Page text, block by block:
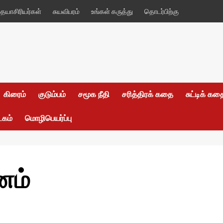
சுயவிபரம் உங்கள் கருத்து தொடர்பிற்கு
கிரைம் குடும்பம் சமூக நீதி சரித்திரக் கதை சுட்டிக்
மொழிபெயர்ப்பு